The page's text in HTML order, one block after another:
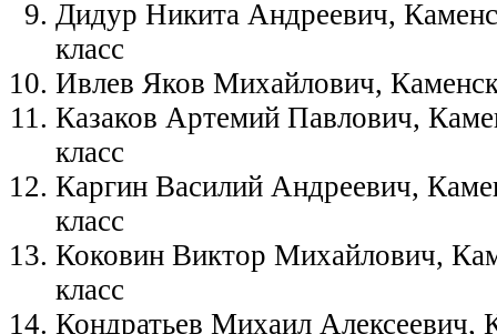
Дидур Никита Андреевич,
класс
Ивлев Яков Михайлович,
Казаков Артемий Павлович,
класс
Каргин Василий Андреевич,
класс
Коковин Виктор Михайлович,
класс
Кондратьев Михаил